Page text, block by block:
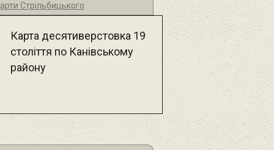
Стрільбицького
Карта десятиверстовка 19
століття по Канівському
району